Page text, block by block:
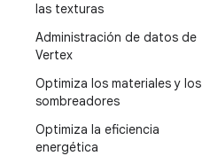
las texturas
Administración de datos de
Vertex
Optimiza los materiales y los
sombreadores
Optimiza la eficiencia
energética